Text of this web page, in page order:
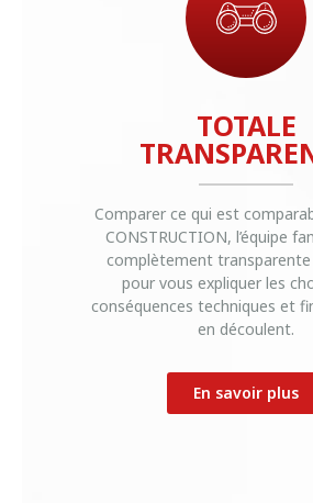
TOTALE
Comparer ce qui est
CONSTRUCTION, l’équipe
complètement transparente
pour vous expliquer les
conséquences techniques et
en découlent.
En savoir plus